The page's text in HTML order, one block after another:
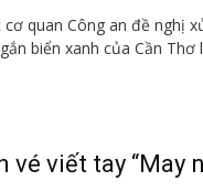
cơ quan Công an đề nghị
biển xanh của Cần
vé viết tay “May